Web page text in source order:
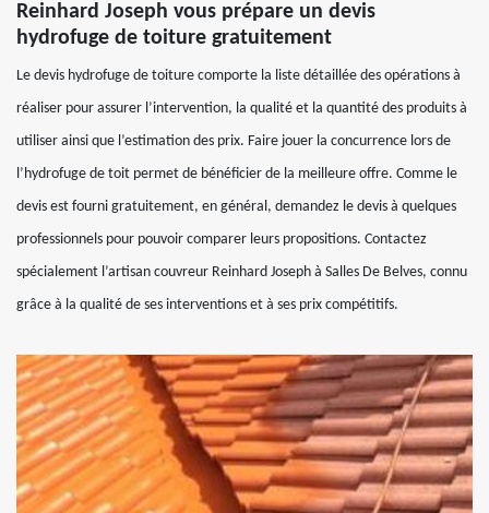
Reinhard Joseph vous prépare un devis
hydrofuge de toiture gratuitement
Le devis hydrofuge de toiture comporte la liste détaillée des opérations à
réaliser pour assurer l’intervention, la qualité et la quantité des produits à
utiliser ainsi que l’estimation des prix. Faire jouer la concurrence lors de
l’hydrofuge de toit permet de bénéficier de la meilleure offre. Comme le
devis est fourni gratuitement, en général, demandez le devis à quelques
professionnels pour pouvoir comparer leurs propositions. Contactez
spécialement l’artisan couvreur Reinhard Joseph à Salles De Belves, connu
grâce à la qualité de ses interventions et à ses prix compétitifs.